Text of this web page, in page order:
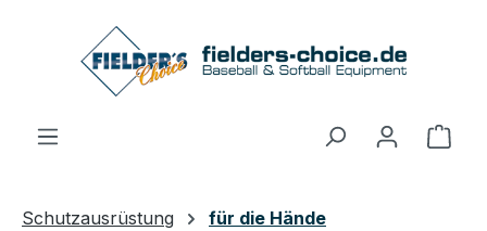
Zum Hauptinhalt springen
Schutzausrüstung für die Hände